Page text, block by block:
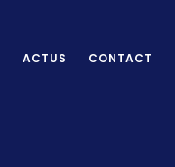
ACTUS CONTACT